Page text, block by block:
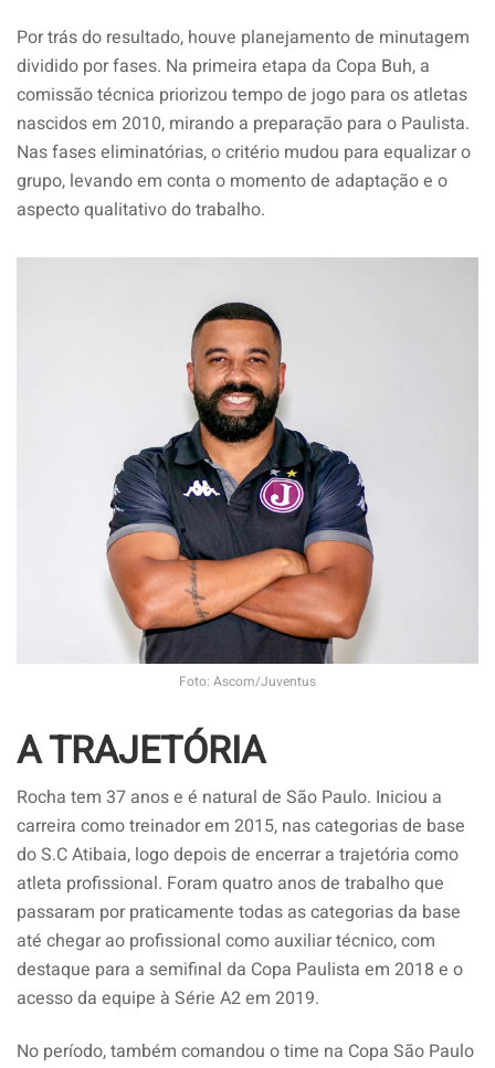
Por trás do resultado, houve planejamento de minutagem
dividido por fases. Na primeira etapa da Copa Buh, a
comissão técnica priorizou tempo de jogo para os atletas
nascidos em 2010, mirando a preparação para o Paulista.
Nas fases eliminatórias, o critério mudou para equalizar o
grupo, levando em conta o momento de adaptação e o
aspecto qualitativo do trabalho.
Foto: Ascom/Juventus
A TRAJETÓRIA
Rocha tem 37 anos e é natural de São Paulo. Iniciou a
carreira como treinador em 2015, nas categorias de base
do S.C Atibaia, logo depois de encerrar a trajetória como
atleta profissional. Foram quatro anos de trabalho que
passaram por praticamente todas as categorias da base
até chegar ao profissional como auxiliar técnico, com
destaque para a semifinal da Copa Paulista em 2018 e o
acesso da equipe à Série A2 em 2019.
No período, também comandou o time na Copa São Paulo